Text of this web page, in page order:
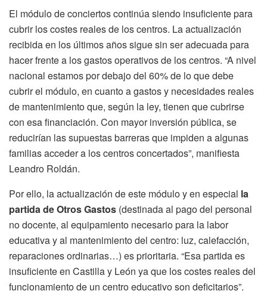
El módulo de conciertos continúa siendo insuficiente para
cubrir los costes reales de los centros. La actualización
recibida en los últimos años sigue sin ser adecuada para
hacer frente a los gastos operativos de los centros. “A nivel
nacional estamos por debajo del 60% de lo que debe
cubrir el módulo, en cuanto a gastos y necesidades reales
de mantenimiento que, según la ley, tienen que cubrirse
con esa financiación. Con mayor inversión pública, se
reducirían las supuestas barreras que impiden a algunas
familias acceder a los centros concertados”, manifiesta
Leandro Roldán.
Por ello, la actualización de este módulo y en especial la
partida de Otros Gastos (destinada al pago del personal
no docente, al equipamiento necesario para la labor
educativa y al mantenimiento del centro: luz, calefacción,
reparaciones ordinarias…) es prioritaria. “Esa partida es
insuficiente en Castilla y León ya que los costes reales del
funcionamiento de un centro educativo son deficitarios”.